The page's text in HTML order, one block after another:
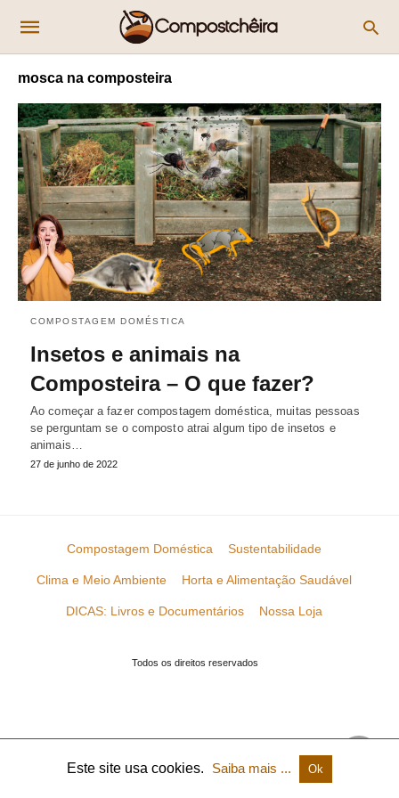
mosca na composteira
COMPOSTAGEM DOMÉSTICA
Insetos e animais na
Composteira – O que fazer?
Ao começar a fazer compostagem doméstica, muitas pessoas
se perguntam se o composto atrai algum tipo de insetos e
animais…
27 de junho de 2022
Compostagem Doméstica Sustentabilidade
Clima e Meio Ambiente Horta e Alimentação Saudável
DICAS: Livros e Documentários Nossa Loja
Todos os direitos reservados
Este site usa cookies. Saiba mais ... Ok